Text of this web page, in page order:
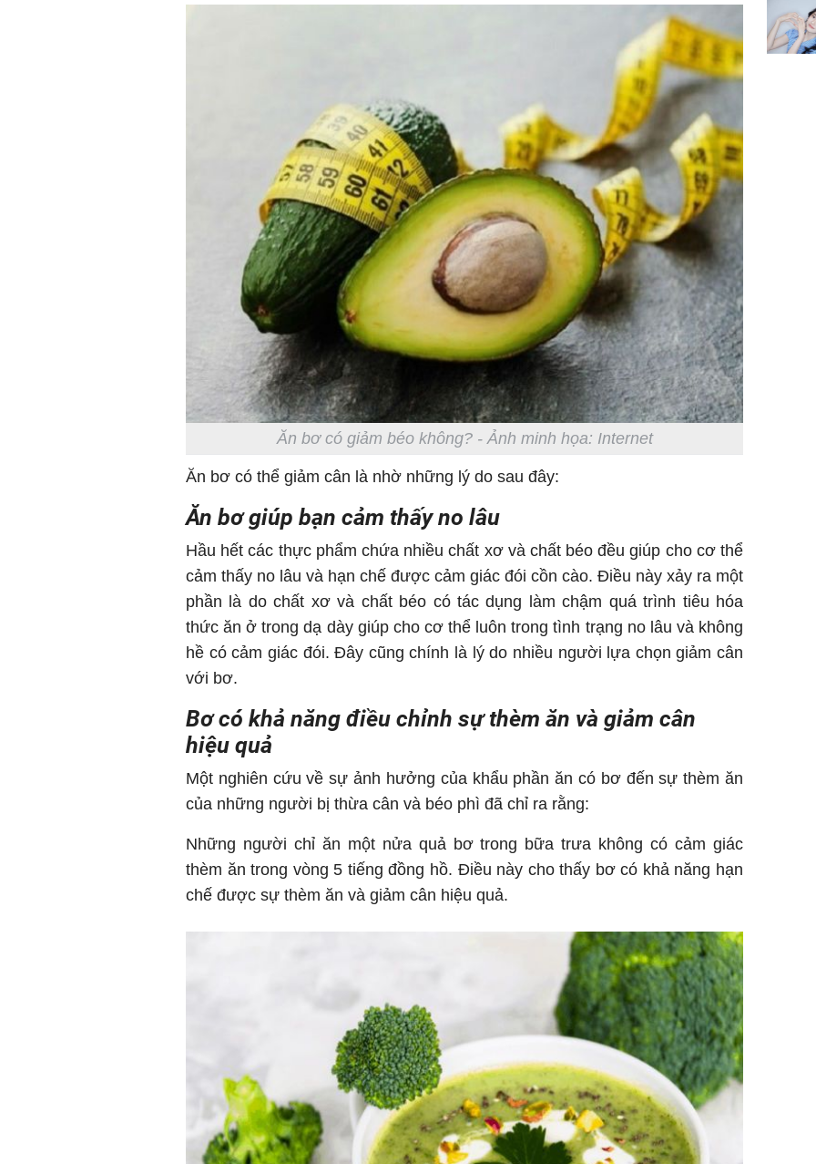
Ăn bơ có giảm béo không? -Ảnh minh họa: Internet
Ăn bơ có thể giảm cân là nhờ những lý do sau đây:
Ăn bơ giúp bạn cảm thấy no lâu
Hầu hết các thực phẩm chứa nhiều chất xơ và chất béo đều giúp cho cơ thể
cảm thấy no lâu và hạn chế được cảm giác đói cồn cào. Điều này xảy ra một
phần là do chất xơ và chất béo có tác dụng làm chậm quá trình tiêu hóa
thức ăn ở trong dạ dày giúp cho cơ thể luôn trong tình trạng no lâu và không
hề có cảm giác đói. Đây cũng chính là lý do nhiều người lựa chọn giảm cân
với bơ.
Bơ có khả năng điều chỉnh sự thèm ăn và giảm cân
hiệu quả
Một nghiên cứu về sự ảnh hưởng của khẩu phần ăn có bơ đến sự thèm ăn
của những người bị thừa cân và béo phì đã chỉ ra rằng:
Những người chỉ ăn một nửa quả bơ trong bữa trưa không có cảm giác
thèm ăn trong vòng 5 tiếng đồng hồ. Điều này cho thấy bơ có khả năng hạn
chế được sự thèm ăn và giảm cân hiệu quả.